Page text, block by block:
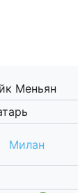
Меньян
Милан